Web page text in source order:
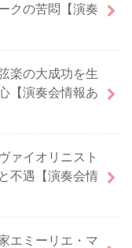
クの苦悶【演奏
楽の大成功を生
【演奏会情報あ
ァイオリニスト
不遇【演奏会情
エミーリエ・マ